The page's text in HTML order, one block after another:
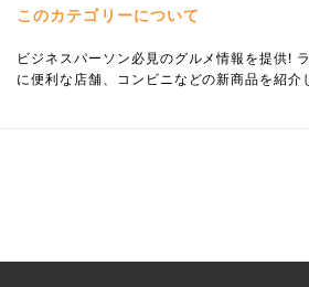
このカテゴリーについて
ビジネスパーソン必見のグルメ情報を提供!
に便利な店舗、コンビニなどの新商品を紹介